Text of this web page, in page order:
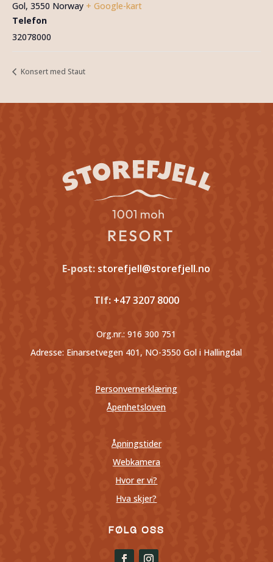
Gol, 3550 Norway + Google-kart
Telefon
32078000
Konsert med Staut
E-post: storefjell@storefjell.no
Tlf:+47 3207 8000
Org.nr.:916 300 751
Adresse: Einarsetvegen 401, NO-3550 Gol i Hallingdal
Personvernerklæring
Åpenhetsloven
Åpningstider
Webkamera
Hvor er vi?
Hva skjer?
FØLG OSS